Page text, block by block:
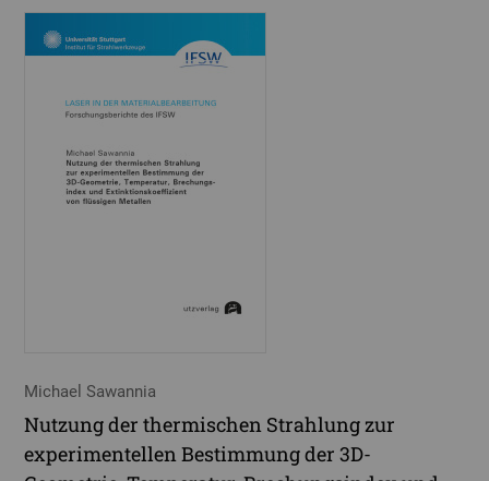
Michael Sawannia
Nutzung der thermischen Strahlung zur
experimentellen Bestimmung der 3D-